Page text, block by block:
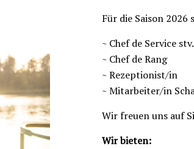
Für die Saison
~ Chef de Service stv.
~ Chef de Rang
~ Rezeptionist/in
~ Mitarbeiter/in
Wir freuen uns auf
Wir bieten: